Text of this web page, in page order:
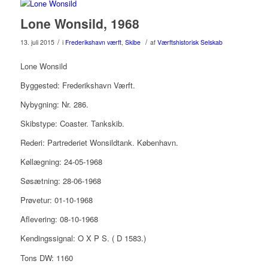
Lone Wonsild, 1968
13. juli 2015 / i Frederikshavn værft, Skibe / af Værftshistorisk Selskab
Lone Wonsild
Byggested: Frederikshavn Værft.
Nybygning: Nr. 286.
Skibstype: Coaster. Tankskib.
Rederi: Partrederiet Wonsildtank. København.
Køllægning: 24-05-1968
Søsætning: 28-06-1968
Prøvetur: 01-10-1968
Aflevering: 08-10-1968
Kendingssignal: O X P S. ( D 1583.)
Tons DW: 1160